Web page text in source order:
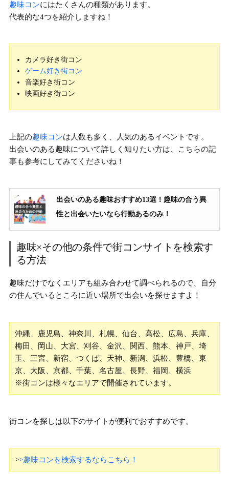
趣味コンにはたくさんの種類があります。
代表的な4つを紹介しますね！
カメラ好き街コン
ゲーム好き街コン
音楽好き街コン
映画好き街コン
上記の趣味コンは人数も多く、人気のあるイベントです。
出会いのある趣味について詳しく知りたい方は、こちらの記
事も参考にしてみてくださいね！
出会いのある趣味おすすめ13選！趣味の合う異
性と出会いたいなら行動あるのみ！
趣味×その他の条件で街コンサイトを検索す
る方法
趣味だけでなくエリアも組み合わせて調べられるので、自分
の住んでいるところに近い場所で出会いを探せますよ！
沖縄、鹿児島、神奈川、札幌、仙台、高松、広島、兵庫、
梅田、岡山、大宮、刈谷、金沢、関西、熊本、神戸、埼
玉、三宮、新宿、つくば、天神、新潟、浜松、豊橋、東
京、大阪、京都、千葉、名古屋、長野、福岡、横浜
※街コンは様々なエリアで開催されています。
街コンを探しは以下のサイトが便利でおすすめです。
>>趣味コンを検索するならこちら！